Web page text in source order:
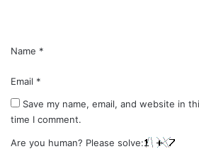
Name *
Email *
Save my name, email, and website in
time I comment.
Are you human? Please solve: